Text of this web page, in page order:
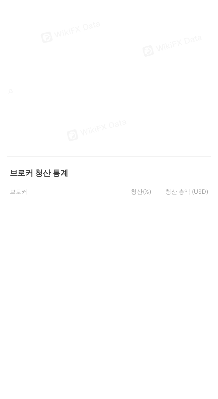
브로커 청산 통계
브로커 청산(%) 청산 총액 (USD)